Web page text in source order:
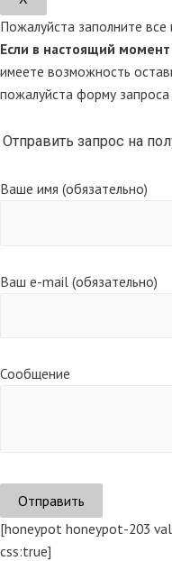
Пожалуйста заполните
Если в настоящий
имеете возможность
пожалуйста форму
Отправить запрос на
Ваше имя (обязательно)
Ваш e-mail (обязательно)
Сообщение
[honeypot honeypot-203
css:true]